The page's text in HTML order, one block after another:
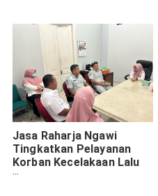
Jasa Raharja Ngawi
Tingkatkan Pelayanan
Korban Kecelakaan Lalu
Lintas Melalui Road Show